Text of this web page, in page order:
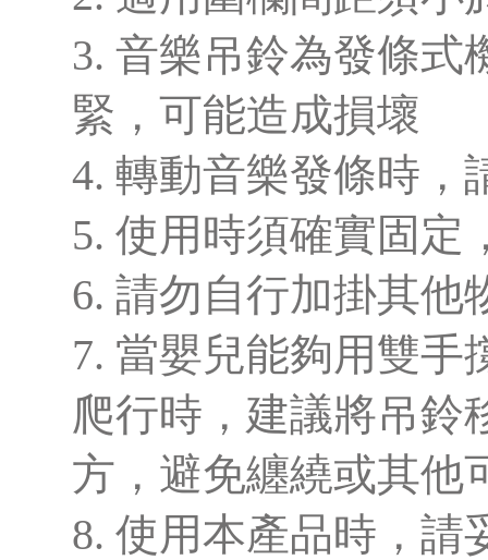
3. 音樂吊鈴為發條式
緊，可能造成損壞
4. 轉動音樂發條時，
5. 使用時須確實固定
6. 請勿自行加掛其他
7. 當嬰兒能夠用雙手
爬行時，建議將吊鈴
方，避免纏繞或其他
8. 使用本產品時，請